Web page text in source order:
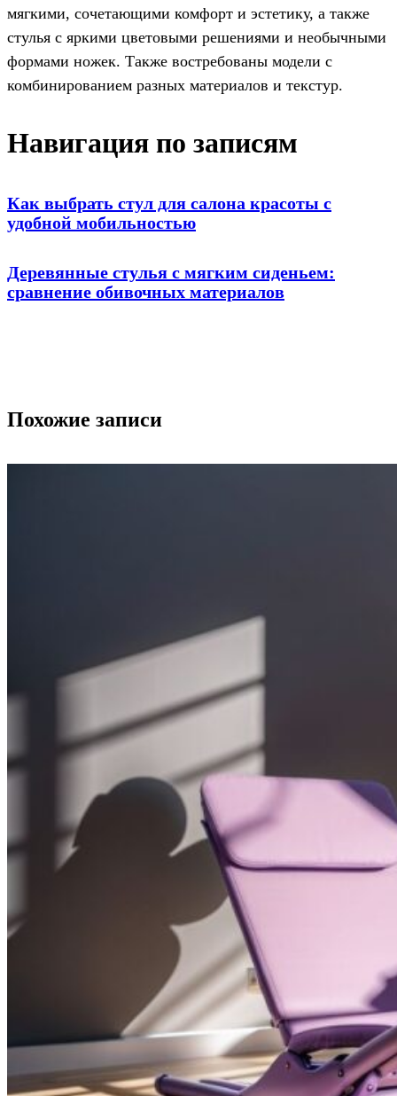
мягкими, сочетающими комфорт и эстетику, а также
стулья с яркими цветовыми решениями и необычными
формами ножек. Также востребованы модели с
комбинированием разных материалов и текстур.
Навигация по записям
Как выбрать стул для салона красоты с
удобной мобильностью
Деревянные стулья с мягким сиденьем:
сравнение обивочных материалов
Похожие записи